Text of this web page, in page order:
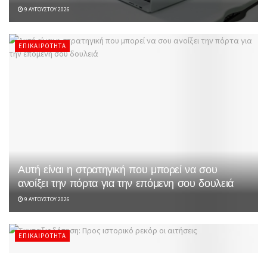
9 ΑΥΓΟΎΣΤΟΥ 2026
ΕΠΙΚΑΙΡΌΤΗΤΑ
Αυτή είναι η στρατηγική που μπορεί να σου
ανοίξει την πόρτα για την επόμενη σου δουλειά
9 ΑΥΓΟΎΣΤΟΥ 2026
ΕΠΙΚΑΙΡΌΤΗΤΑ